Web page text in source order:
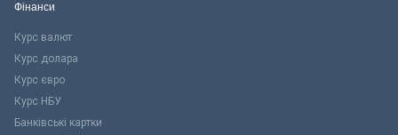
Фінанси
Курс валют
Курс долара
Курс євро
Курс НБУ
Банківські картки